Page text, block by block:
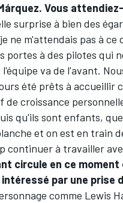
. Vous
surprise à bien des
ne m'attendais pas à
portes à des pilotes qui
va de l'avant.
été prêts à accueillir
de croissance
qu'ils sont enfants,
et on est en train
continuer à travailler
circule en ce
par une prise
comme Lewis